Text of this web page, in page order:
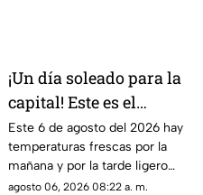
¡Un día soleado para la
capital! Este es el
pronóstico del clima en
Zacatecas HOY jueves 6
de agosto
Este 6 de agosto del 2026 hay
temperaturas frescas por la
mañana y por la tarde ligero
calor; el clima de hoy en
agosto 06, 2026 08:22 a. m.